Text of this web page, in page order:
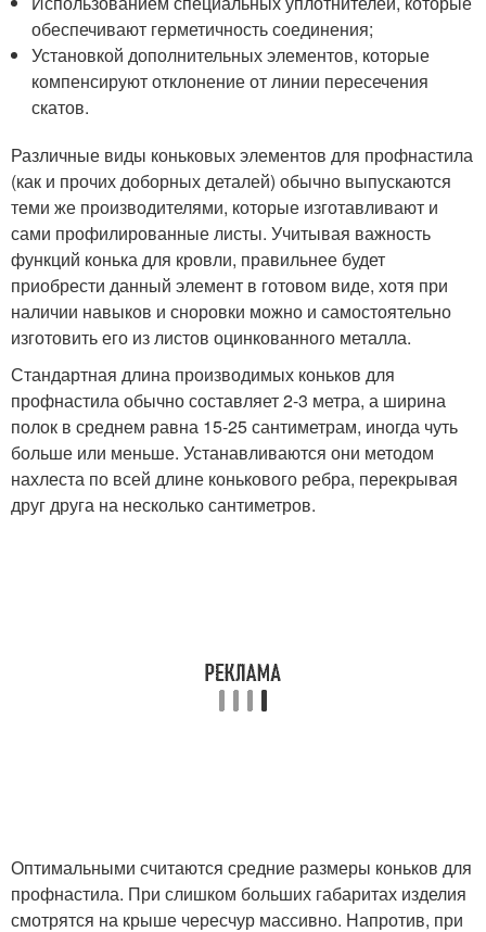
обеспечивают герметичность соединения;
Установкой дополнительных элементов, которые
компенсируют отклонение от линии пересечения
скатов.
Различные виды коньковых элементов для профнастила
(как и прочих доборных деталей) обычно выпускаются
теми же производителями, которые изготавливают и
сами профилированные листы. Учитывая важность
функций конька для кровли, правильнее будет
приобрести данный элемент в готовом виде, хотя при
наличии навыков и сноровки можно и самостоятельно
изготовить его из листов оцинкованного металла.
Стандартная длина производимых коньков для
профнастила обычно составляет 2-3 метра, а ширина
полок в среднем равна 15-25 сантиметрам, иногда чуть
больше или меньше. Устанавливаются они методом
нахлеста по всей длине конькового ребра, перекрывая
друг друга на несколько сантиметров.
Оптимальными считаются средние размеры коньков для
профнастила. При слишком больших габаритах изделия
смотрятся на крыше чересчур массивно. Напротив, при